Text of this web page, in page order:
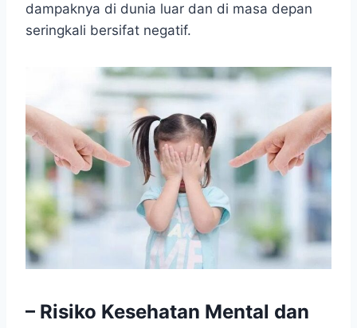
dampaknya di dunia luar dan di masa depan
seringkali bersifat negatif.
– Risiko Kesehatan Mental dan